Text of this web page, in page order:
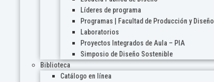
Líderes de programa
Programas | Facultad de Producción y Diseño
Laboratorios
Proyectos Integrados de Aula – PIA
Simposio de Diseño Sostenible
Biblioteca
Catálogo en línea